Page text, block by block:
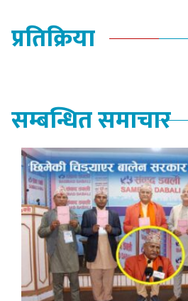
प्रतिक्रिया
सम्बन्धित समाचार